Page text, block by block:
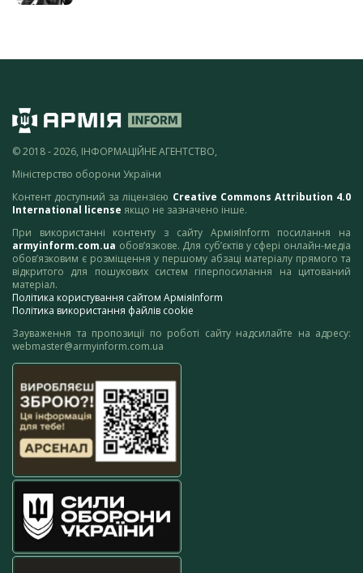
© 2018 - 2026, ІНФОРМАЦІЙНЕ АГЕНТСТВО,
Міністерство оборони України
Контент доступний за ліцензією Creative Commons Attribution 4.0
International license якщо не зазначено інше.
При використанні контенту з сайту АрміяInform посилання на
armyinform.com.ua обов’язкове. Для суб’єктів у сфері онлайн-медіа
обов’язковим є розміщення у першому абзаці матеріалу прямого та
відкритого для пошукових систем гіперпосилання на цитований
матеріал.
Політика користування сайтом АрміяInform
Політика використання файлів cookie
Зауваження та пропозиції по роботі сайту надсилайте на адресу:
webmaster@armyinform.com.ua